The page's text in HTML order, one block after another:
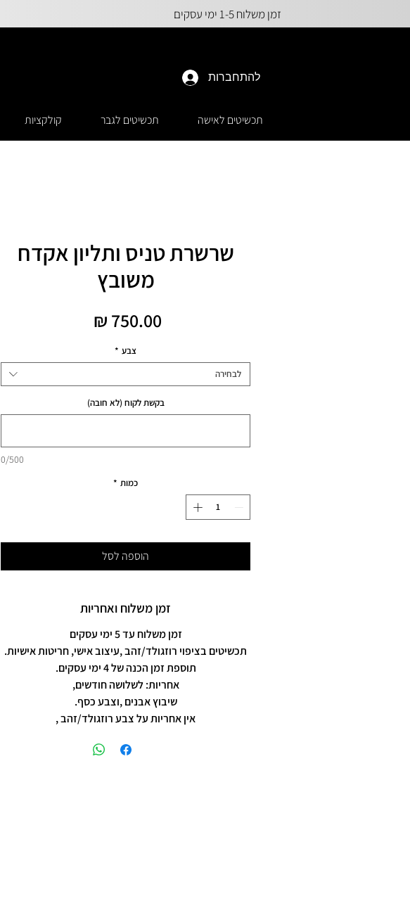
זמן משלוח 1-5 ימי עסקים
להתחברות
תכשיטים לאישה תכשיטים לגבר קולקציות
שרשרת טניס ותליון אקדח
משובץ
צבע *
לבחירה
בקשת לקוח (לא חובה)
0/500
כמות *
הוספה לסל
זמן משלוח ואחריות
זמן משלוח עד 5 ימי עסקים
תכשיטים בציפוי רוזגולד/זהב ,עיצוב אישי, חריטות אישיות.
תוספת זמן הכנה של 4 ימי עסקים.
אחריות: לשלושה חודשים,
שיבוץ אבנים ,וצבע כסף.
אין אחריות על צבע רוזגולד/זהב ,